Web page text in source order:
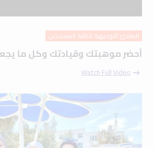
المبادئ التوجيهية للطلبة المستجدين
أحضر موهبتك وقيادتك وكل ما
Watch Full Video